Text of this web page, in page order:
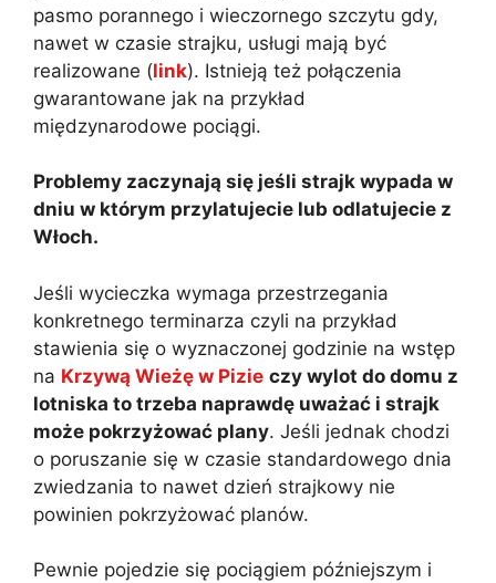
pasmo porannego i wieczornego szczytu gdy,
nawet w czasie strajku, usługi mają być
realizowane (link). Istnieją też połączenia
gwarantowane jak na przykład
międzynarodowe pociągi.
Problemy zaczynają się jeśli strajk wypada w
dniu w którym przylatujecie lub odlatujecie z
Włoch.
Jeśli wycieczka wymaga przestrzegania
konkretnego terminarza czyli na przykład
stawienia się o wyznaczonej godzinie na wstęp
na Krzywą Wieżę w Pizie czy wylot do domu z
lotniska to trzeba naprawdę uważać i strajk
może pokrzyżować plany. Jeśli jednak chodzi
o poruszanie się w czasie standardowego dnia
zwiedzania to nawet dzień strajkowy nie
powinien pokrzyżować planów.
Pewnie pojedzie się pociągiem późniejszym i